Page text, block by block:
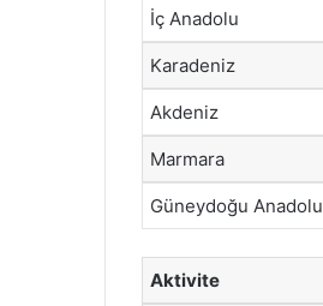
İç Anadolu
Karadeniz
Akdeniz
Marmara
Güneydoğu Anadolu
Aktivite